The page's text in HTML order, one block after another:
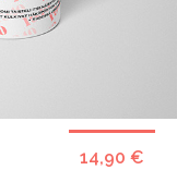
14,90 €